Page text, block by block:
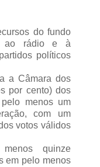
do fundo
ao rádio e à
políticos
a Câmara dos
por cento) dos
menos um
com um
votos válidos
quinze
em pelo menos